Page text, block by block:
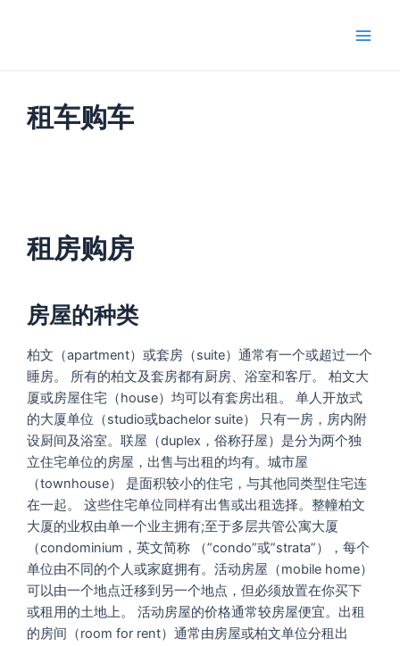
租车购车
租房购房
房屋的种类
柏文（apartment）或套房（suite）通常有一个或超过一个
睡房。 所有的柏文及套房都有厨房、浴室和客厅。 柏文大
厦或房屋住宅（house）均可以有套房出租。 单人开放式
的大厦单位（studio或bachelor suite） 只有一房，房内附
设厨间及浴室。联屋（duplex，俗称孖屋）是分为两个独
立住宅单位的房屋，出售与出租的均有。城市屋
（townhouse） 是面积较小的住宅，与其他同类型住宅连
在一起。 这些住宅单位同样有出售或出租选择。整幢柏文
大厦的业权由单一个业主拥有;至于多层共管公寓大厦
（condominium，英文简称 （”condo”或”strata”），每个
单位由不同的个人或家庭拥有。活动房屋（mobile home）
可以由一个地点迁移到另一个地点，但必须放置在你买下
或租用的土地上。 活动房屋的价格通常较房屋便宜。出租
的房间（room for rent）通常由房屋或柏文单位分租出